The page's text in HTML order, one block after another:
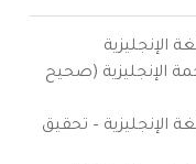
الإنجليزية
الإنجليزية (صحيح
الإنجليزية – تحقيق